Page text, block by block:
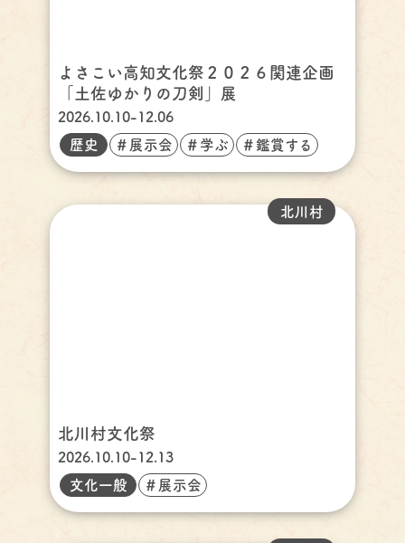
よさこい高知文化祭２０２６関連企画
「土佐ゆかりの刀剣」展
2026.10.10-12.06
歴史
＃展示会 ＃学ぶ ＃鑑賞する
北川村文化祭
北川村
2026.10.10-12.13
文化一般
＃展示会